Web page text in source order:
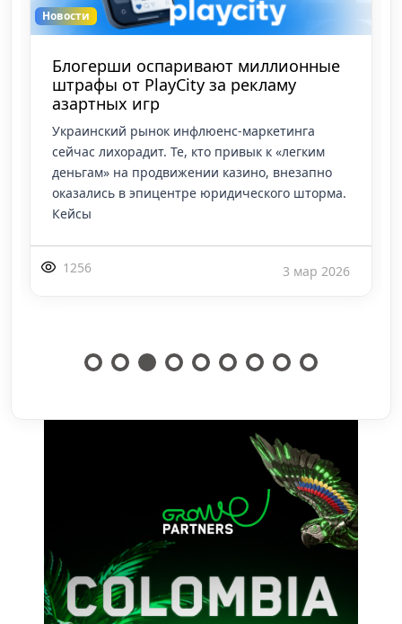
к «легким
внезапно
шторма.
3 мар 2026
Новости
PlayCity усиливает борьбу с
нелегальными азартными
Киев, Украина — В Украине снова
нелегальные казино.
агентство PlayCity активно
сайты, которые рекламируют